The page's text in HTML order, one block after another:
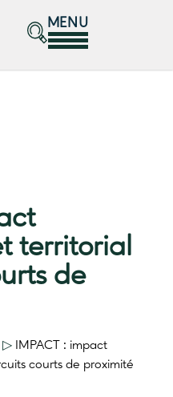
MENU
territorial
de
▷ IMPACT : impact
courts de proximité